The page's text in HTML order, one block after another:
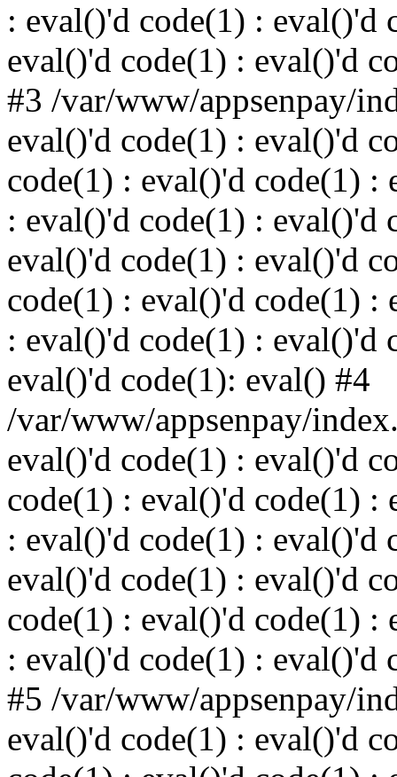
: eval()'d code(1) : eval()'d
eval()'d code(1) : eval()'d
#3 /var/www/appsenpay/
eval()'d code(1) : eval()'d
code(1) : eval()'d code(1) :
: eval()'d code(1) : eval()'d
eval()'d code(1) : eval()'d
code(1) : eval()'d code(1) :
: eval()'d code(1) : eval()'d
eval()'d code(1): eval() #4
/var/www/appsenpay/
eval()'d code(1) : eval()'d
code(1) : eval()'d code(1) :
: eval()'d code(1) : eval()'d
eval()'d code(1) : eval()'d
code(1) : eval()'d code(1) :
: eval()'d code(1) : eval()'d
#5 /var/www/appsenpay/
eval()'d code(1) : eval()'d